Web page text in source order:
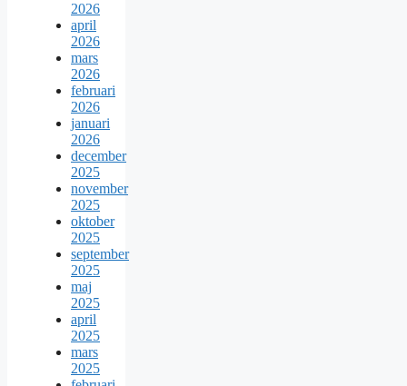
2026
april
2026
mars
2026
februari
2026
januari
2026
december
2025
november
2025
oktober
2025
september
2025
maj
2025
april
2025
mars
2025